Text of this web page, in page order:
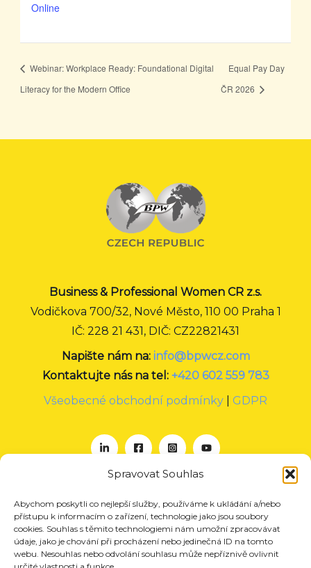
Spravovat Souhlas
Abychom poskytli co nejlepší služby, používáme k ukládání a/nebo
přístupu k informacím o zařízení, technologie jako jsou soubory
cookies. Souhlas s těmito technologiemi nám umožní zpracovávat
údaje, jako je chování při procházení nebo jedinečná ID na tomto
webu. Nesouhlas nebo odvolání souhlasu může nepříznivě ovlivnit
Online
Webinar: Workplace Ready: Foundational Digital
Literacy for the Modern Office
Equal Pay Day
ČR 2026
Business & Professional Women CR z.s.
Vodičkova 700/32, Nové Město, 110 00 Praha 1
IČ: 228 21 431, DIČ: CZ22821431
Napište nám na: info@bpwcz.com
Kontaktujte nás na tel: +420 602 559 783
Všeobecné obchodní podmínky
GDPR
O nás
Projekty
Členství